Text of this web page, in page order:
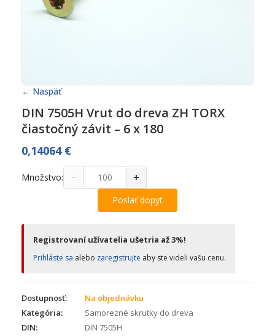
← Naspäť
DIN 7505H Vrut do dreva ZH TORX
čiastočný závit – 6 x 180
0,14064 €
Množstvo: − +
Poslať dopyt
Registrovaní užívatelia ušetria až 3%!
Prihláste sa alebo zaregistrujte aby ste videli vašu cenu.
Dostupnosť:
Na objednávku
Kategória:
Samorezné skrutky do dreva
DIN:
DIN 7505H